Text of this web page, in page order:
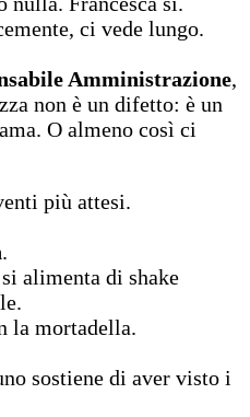
ci vede lungo.
Amministrazione,
non è un difetto: è un
O almeno così ci
più attesi.
.
alimenta di shake
la mortadella.
sostiene di aver visto i